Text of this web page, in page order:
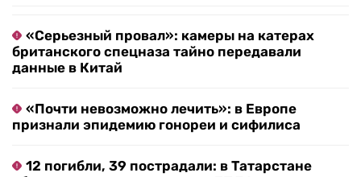
«Серьезный провал»: камеры на катерах
британского спецназа тайно передавали
данные в Китай
«Почти невозможно лечить»: в Европе
признали эпидемию гонореи и сифилиса
12 погибли, 39 пострадали: в Татарстане